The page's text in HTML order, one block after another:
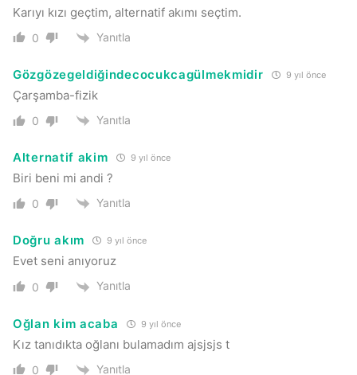
Karıyı kızı geçtim, alternatif akımı seçtim.
0 Yanıtla
Gözgözegeldiğindecocukcagülmekmidir 9 yıl önce
Çarşamba-fizik
0 Yanıtla
Alternatif akim 9 yıl önce
Biri beni mi andi ?
0 Yanıtla
Doğru akım 9 yıl önce
Evet seni anıyoruz
0 Yanıtla
Oğlan kim acaba 9 yıl önce
Kız tanıdıkta oğlanı bulamadım ajsjsjs t
0 Yanıtla